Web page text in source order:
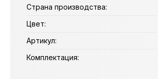
Страна производства:
Цвет:
Артикул:
Комплектация: